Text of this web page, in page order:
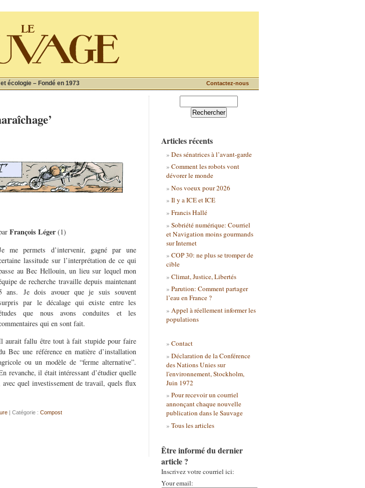
écologie – Fondé en 1973 Contactez-nous
François Léger (1)
me permets d’intervenir, gagné par une
lassitude sur l’interprétation de ce qui
au Bec Hellouin, un lieu sur lequel mon
de recherche travaille depuis maintenant
ans. Je dois avouer que je suis souvent
par le décalage qui existe entre les
que nous avons conduites et les
qui en sont fait.
aurait fallu être tout à fait stupide pour faire
Bec une référence en matière d’installation
ou un modèle de “ferme alternative”.
revanche, il était intéressant d’étudier quelle
quel investissement de travail, quels flux
| Catégorie : Compost
Articles récents
Des sénatrices à l’avant-garde
Comment les robots vont
dévorer le monde
Nos voeux pour 2026
Il y a ICE et ICE
Francis Hallé
Sobriété numérique: Courriel
et Navigation moins gourmands
sur Internet
COP 30: ne plus se tromper de
cible
Climat, Justice, Libertés
Parution: Comment partager
l’eau en France ?
Appel à réellement informer les
populations
Contact
Déclaration de la Conférence
des Nations Unies sur
l'environnement, Stockholm,
Juin 1972
Pour recevoir un courriel
annonçant chaque nouvelle
publication dans le Sauvage
Tous les articles
Être informé du dernier
article ?
Inscrivez votre courriel ici:
Your email: